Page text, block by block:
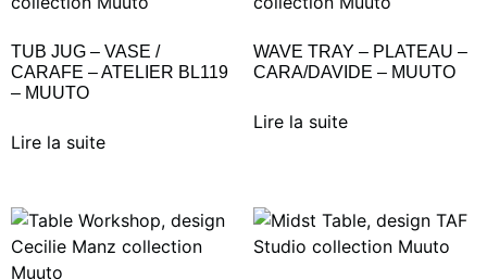
TUB JUG – VASE /
CARAFE – ATELIER BL119
– MUUTO
Lire la suite
WAVE TRAY – PLATEAU –
CARA/DAVIDE – MUUTO
Lire la suite